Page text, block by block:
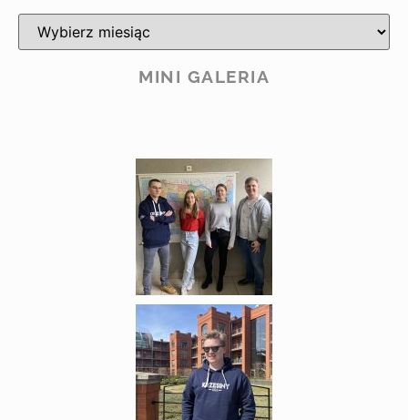
MINI GALERIA